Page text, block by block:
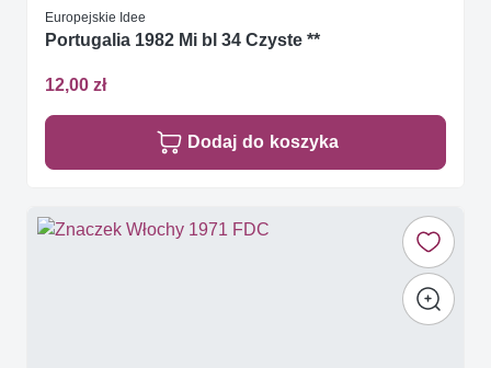
Europejskie Idee
Portugalia 1982 Mi bl 34 Czyste **
12,00 zł
Dodaj do koszyka